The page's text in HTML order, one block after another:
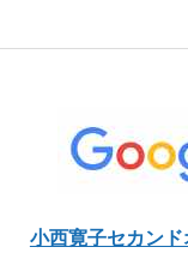
小西寛子セカン